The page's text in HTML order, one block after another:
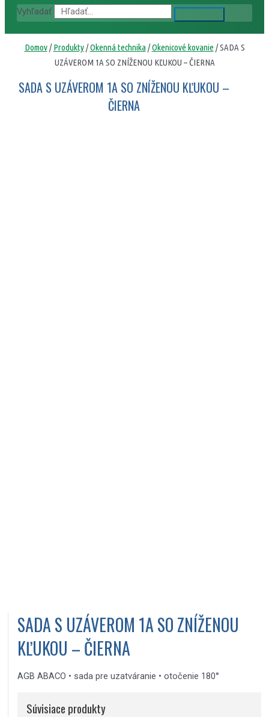
Vyhľadať
Domov/Produkty/Okenná technika /Okenicové kovanie / SADA S
UZÁVEROM 1A SO ZNÍŽENOU KĽUKOU – ČIERNA
SADA S UZÁVEROM 1A SO ZNÍŽENOU KĽUKOU –
ČIERNA
SADA S UZÁVEROM 1A SO ZNÍŽENOU
KĽUKOU – ČIERNA
AGB ABACO • sada pre uzatváranie • otočenie 180°
Súvisiace produkty